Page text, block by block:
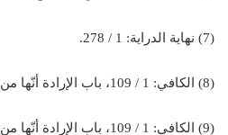
(7) نهاية الدراية: 1 / 278.
(8) الكافي: 1 / 109، باب الإرادة أنّها من صفات الفعل، الحديث 1.
(9) الكافي: 1 / 109، باب الإرادة أنّها من صفات الفعل، الحديث 3.